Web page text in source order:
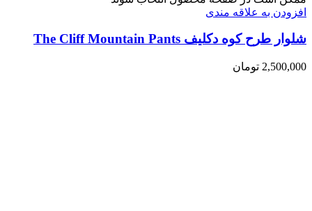
افزودن به علاقه مندی
شلوار طرح کوه دکلیف The Cliff Mountain Pants
2,500,000 تومان